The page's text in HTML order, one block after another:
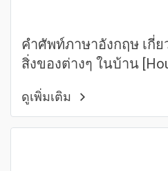
คำศัพท์ภาษาอังกฤษ เกี่ย
สิ่งของต่างๆ ในบ้าน
ดูเพิ่มเติม